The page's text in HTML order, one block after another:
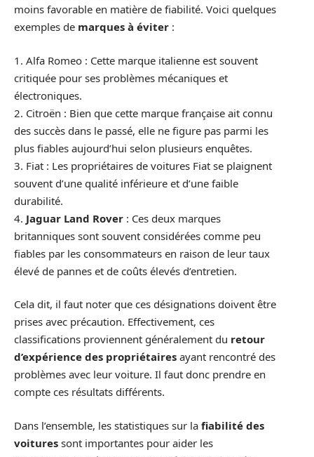
moins favorable en matière de fiabilité. Voici quelques
exemples de marques à éviter :
1. Alfa Romeo : Cette marque italienne est souvent
critiquée pour ses problèmes mécaniques et
électroniques.
2. Citroën : Bien que cette marque française ait connu
des succès dans le passé, elle ne figure pas parmi les
plus fiables aujourd’hui selon plusieurs enquêtes.
3. Fiat : Les propriétaires de voitures Fiat se plaignent
souvent d’une qualité inférieure et d’une faible
durabilité.
4. Jaguar Land Rover : Ces deux marques
britanniques sont souvent considérées comme peu
fiables par les consommateurs en raison de leur taux
élevé de pannes et de coûts élevés d’entretien.
Cela dit, il faut noter que ces désignations doivent être
prises avec précaution. Effectivement, ces
classifications proviennent généralement du retour
d’expérience des propriétaires ayant rencontré des
problèmes avec leur voiture. Il faut donc prendre en
compte ces résultats différents.
Dans l’ensemble, les statistiques sur la fiabilité des
voitures sont importantes pour aider les